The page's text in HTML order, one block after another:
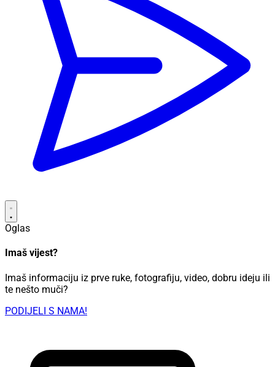
Oglas
Imaš vijest?
Imaš informaciju iz prve ruke, fotografiju, video, dobru ideju ili
te nešto muči?
PODIJELI S NAMA!